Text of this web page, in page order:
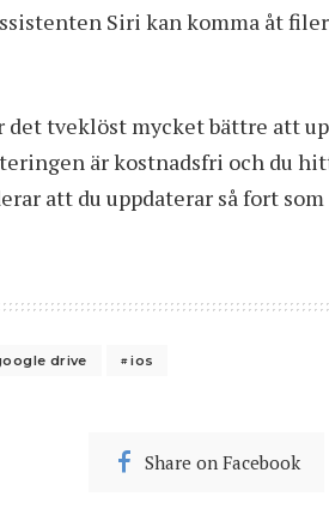
Siri kan komma åt
det tveklöst mycket bättre att
är kostnadsfri och du
att du uppdaterar så fort
drive ios
Share on Facebook